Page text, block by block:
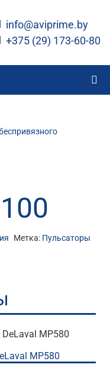
info@aviprime.by
+375 (29) 173-60-80
Метка: Пульсаторы
MP580